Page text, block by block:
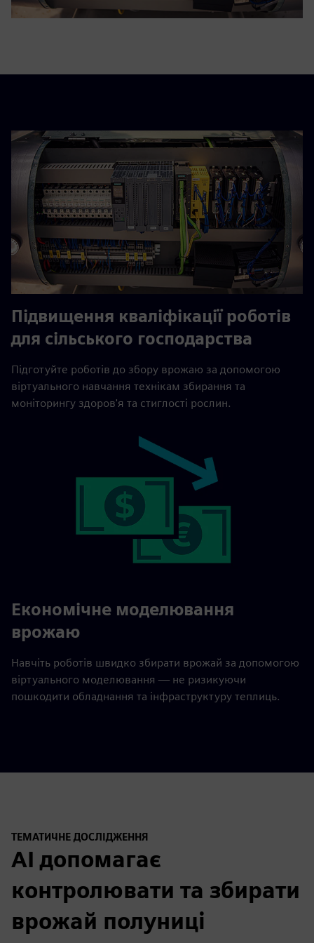
Підвищення кваліфікації роботів
для сільського господарства
Підготуйте роботів до збору врожаю за допомогою
віртуального навчання технікам збирання та
моніторингу здоров'я та стиглості рослин.
Економічне моделювання
врожаю
Навчіть роботів швидко збирати врожай за допомогою
віртуального моделювання — не ризикуючи
пошкодити обладнання та інфраструктуру теплиць.
ТЕМАТИЧНЕ ДОСЛІДЖЕННЯ
AI допомагає
контролювати та збирати
врожай полуниці